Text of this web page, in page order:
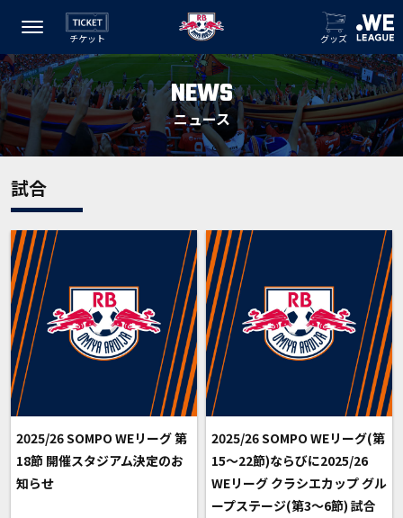
チケット グッズ
NEWS
ニュース
試合
2025/26 SOMPO WEリーグ 第
18節 開催スタジアム決定のお
知らせ
2025/26 SOMPO WEリーグ(第
15〜22節)ならびに2025/26
WEリーグ クラシエカップ グル
ープステージ(第3～6節) 試合